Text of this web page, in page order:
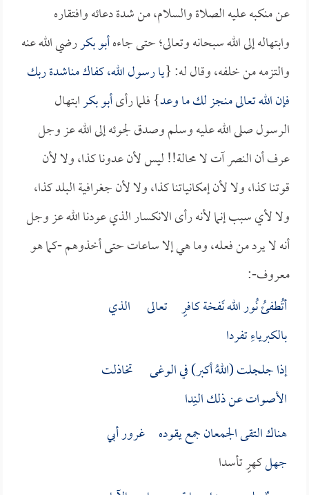
عن منكبه عليه الصلاة والسلام، من شدة دعائه وافتقاره
وابتهاله إلى الله سبحانه وتعالى؛ حتى جاءهأبو بكررضي الله عنه
والتزمه من خلفه، وقال له: {يا رسول الله، كفاك مناشدة ربك
فإن الله تعالى منجز لك ما وعد} فلما رأىأبو بكرابتهال
الرسول صلى الله عليه وسلم وصدق لجوئه إلى الله عز وجل
عرف أن النصر آت لا محالة!! ليس لأن عدونا كذا، ولا لأن
قوتنا كذا، ولا لأن إمكانياتنا كذا، ولا لأن جغرافية البلد كذا،
ولا لأي سبب إنما لأنه رأى الانكسار الذي عودنا الله عز وجل
أنه لا يرد من فعله، وما هي إلا ساعات حتى أخذوهم -كما هو
معروف-:
أتُطفئُ نُور الله نَفخة كافرٍ تعالى الذي
بالكبرياءِ تفردا
إذا جلجلت (اللهُ أكبر) في الوغى تخاذلت
الأصوات عن ذلك النِِدا
هناك التقى الجمعان جمع يقوده غرورأبي
جهلكهرٍ تأسدا